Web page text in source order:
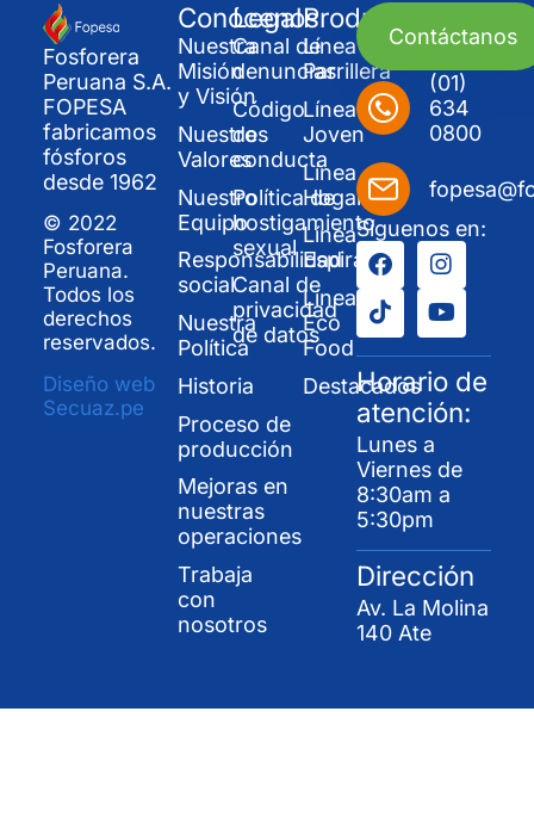
Fosforera
Peruana S.A.
FOPESA
fabricamos
fósforos
desde 1962
© 2022
Fosforera
Peruana.
Todos los
derechos
reservados.
Diseño web
Secuaz.pe
Conócenos
Nuestra
Misión
y Visión
Nuestros
Valores
Nuestro
Equipo
Responsabilidad
social
Nuestra
Política
Historia
Proceso de
producción
Mejoras en
nuestras
operaciones
Trabaja
con
nosotros
Legal
Canal de
denuncias
Código
de
conducta
Política de
hostigamiento
sexual
Canal de
privacidad
de datos
Productos
Línea
Parrillera
Línea
Joven
Línea
Hogar
Línea
Espirales
Línea
Eco
Food
Destacados
Contáctanos
(01)
634
0800
Síguenos en:
Horario de
atención:
Lunes a
Viernes de
8:30am a
5:30pm
Dirección
Av. La Molina
140 Ate